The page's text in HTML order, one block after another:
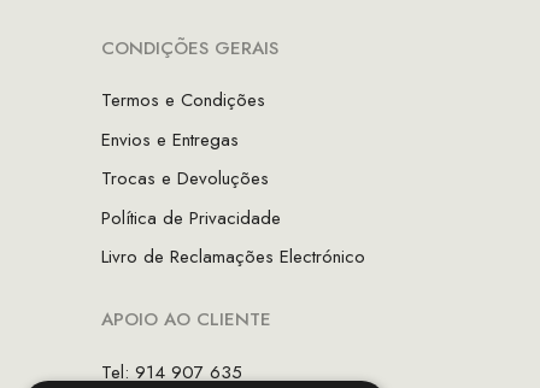
CONDIÇÕES GERAIS
Termos e Condições
Envios e Entregas
Trocas e Devoluções
Política de Privacidade
Livro de Reclamações Electrónico
APOIO AO CLIENTE
Tel: 914 907 635